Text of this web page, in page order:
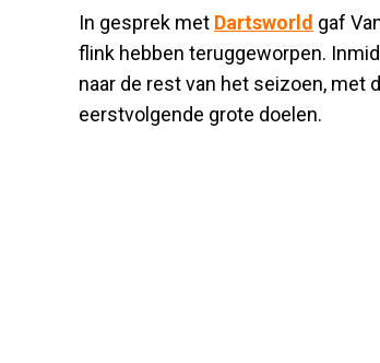
In gesprek met Dartsworld gaf
flink hebben teruggeworpen.
naar de rest van het seizoen, met
eerstvolgende grote doelen.